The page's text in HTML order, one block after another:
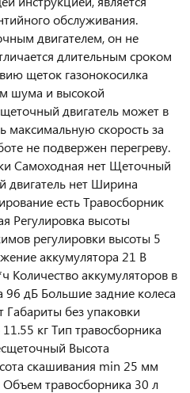
обслуживания.
двигателем, он не
длительным сроком
щеток газонокосилка
шума и высокой
двигатель может в
максимальную скорость за
не подвержен перегреву.
Самоходная нет Щеточный
двигатель нет Ширина
есть Травосборник
Регулировка высоты
регулировки высоты 5
аккумулятора 21 В
Количество аккумуляторов в
дБ Большие задние колеса
Габариты без упаковки
кг Тип травосборника
Высота
скашивания min 25 мм
Объем травосборника 30 л